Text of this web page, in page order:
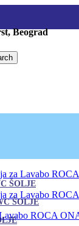
Beograd
ŠOLJE
ŠOLJE